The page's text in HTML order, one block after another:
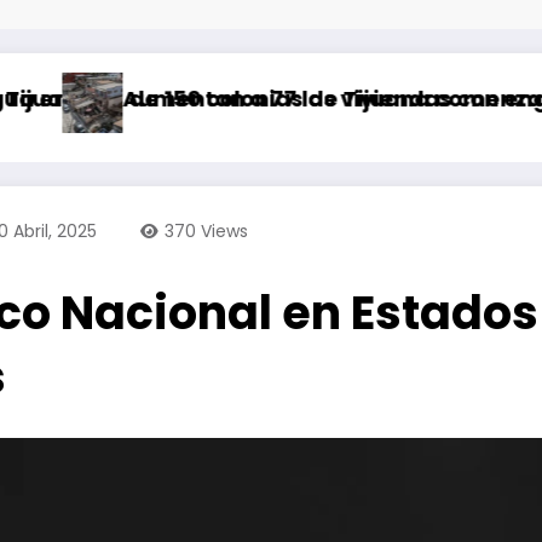
de 150 colonias de Tijuana comenzará a
Aumentan a 77 las viviendas con engomado
Abril, 2025 370 Views
Nacional en